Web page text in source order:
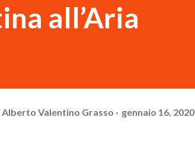
all’Aria
Alberto Valentino Grasso gennaio 16, 2020